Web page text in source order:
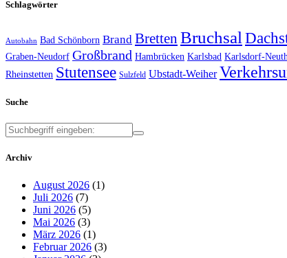
Schlagwörter
Autobahn Bad Schönborn Brand Bretten Bruchsal
Graben-Neudorf Großbrand Hambrücken Karlsbad Karlsdorf-
Rheinstetten Stutensee Sulzfeld Ubstadt-Weiher
Suche
Archiv
August 2026 (1)
Juli 2026 (7)
Juni 2026 (5)
Mai 2026 (3)
März 2026 (1)
Februar 2026 (3)